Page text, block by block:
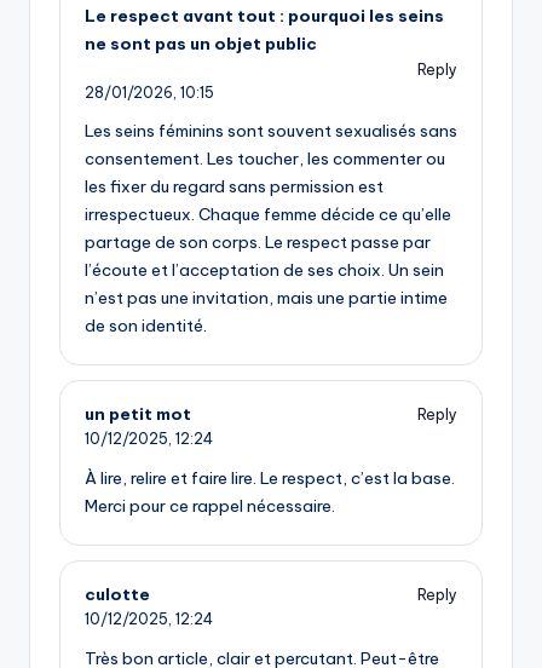
Le respect avant tout : pourquoi les seins
ne sont pas un objet public
Reply
28/01/2026, 10:15
Les seins féminins sont souvent sexualisés sans
consentement. Les toucher, les commenter ou
les fixer du regard sans permission est
irrespectueux. Chaque femme décide ce qu’elle
partage de son corps. Le respect passe par
l’écoute et l’acceptation de ses choix. Un sein
n’est pas une invitation, mais une partie intime
de son identité.
un petit mot
Reply
10/12/2025, 12:24
À lire, relire et faire lire. Le respect, c’est la base.
Merci pour ce rappel nécessaire.
culotte
Reply
10/12/2025, 12:24
Très bon article, clair et percutant. Peut-être